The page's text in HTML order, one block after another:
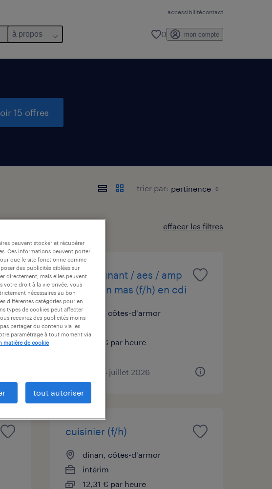
accessibilitécontact
à propos 0 mon compte
15 offres
trier par:
effacer les filtres
aide soignant / aes / amp
de nuit en mas (f/h) en cdi
léhon, côtes-d'armor
12,31 € par heure
publié le 16 juillet 2026
cuisinier (f/h)
dinan, côtes-d'armor
intérim
12,31 € par heure
peuvent stocker et récupérer
Ces informations peuvent porter
que le site fonctionne comme
des publicités ciblées sur
directement, mais elles peuvent
votre droit à la vie privée, vous
nécessaires au bon
différentes catégories pour en
types de cookies peut affecter
recevrez des publicités moins
partager du contenu via les
paramétrage à tout moment via
matière de cookie
tout autoriser